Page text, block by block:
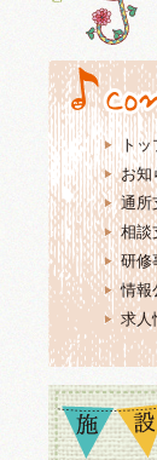
トッ
お知
通所
相談
研修
情報
求人